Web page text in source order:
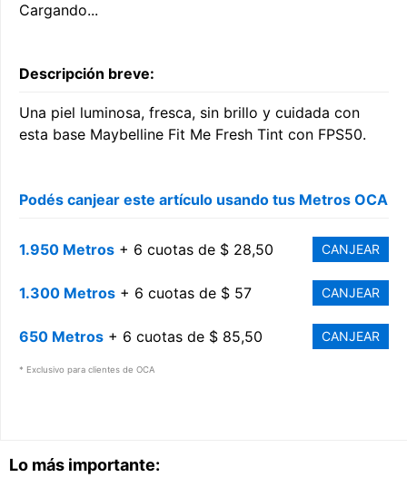
Lo más importante:
Cargando...
Descripción breve:
Una piel luminosa, fresca, sin brillo y cuidada con
esta base Maybelline Fit Me Fresh Tint con FPS50.
Podés canjear este artículo usando tus Metros OCA
1.950 Metros + 6 cuotas de $ 28,50 CANJEAR
1.300 Metros + 6 cuotas de $ 57 CANJEAR
650 Metros + 6 cuotas de $ 85,50 CANJEAR
* Exclusivo para clientes de OCA